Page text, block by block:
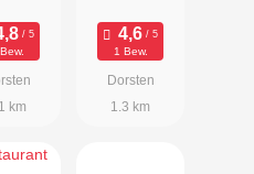
km
1 Bew.
Dorsten
1.3 km